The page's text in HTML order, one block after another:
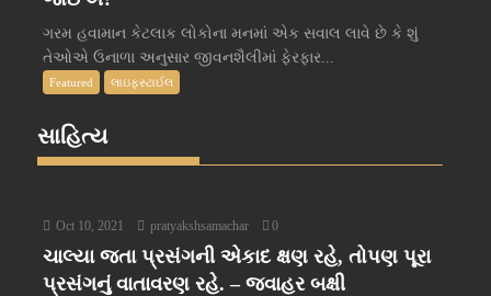
ગરમ હવામાન કેટલાક લોકોના મનમાં એક સવાલ લાવે છે કે શું
તેઓએ ઉનાળા અનુસાર જીવનશૈલીમાં ફેરફાર...
Featured લાઇફસ્ટાઈલ
સાહિત્ય
Oct 10, 2021 pratyakshsamachar 0
ચાલ્યા જતા પ્રસંગની એકાદ ક્ષણ રહે, તોપણ પૂરા
પ્રસંગનું વાતાવરણ રહે. – જવાહર બક્ષી